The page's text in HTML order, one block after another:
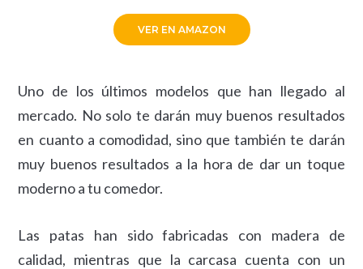
VER EN AMAZON
Uno de los últimos modelos que han llegado al
mercado. No solo te darán muy buenos resultados
en cuanto a comodidad, sino que también te darán
muy buenos resultados a la hora de dar un toque
moderno a tu comedor.
Las patas han sido fabricadas con madera de
calidad, mientras que la carcasa cuenta con un